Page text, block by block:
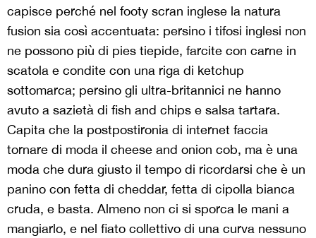
capisce perché nel footy scran inglese la natura
fusion sia così accentuata: persino i tifosi inglesi non
ne possono più di pies tiepide, farcite con carne in
scatola e condite con una riga di ketchup
sottomarca; persino gli ultra-britannici ne hanno
avuto a sazietà di fish and chips e salsa tartara.
Capita che la postpostironia di internet faccia
tornare di moda il cheese and onion cob, ma è una
moda che dura giusto il tempo di ricordarsi che è un
panino con fetta di cheddar, fetta di cipolla bianca
cruda, e basta. Almeno non ci si sporca le mani a
mangiarlo, e nel fiato collettivo di una curva nessuno